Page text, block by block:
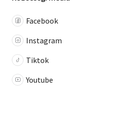
Facebook
Instagram
Tiktok
Youtube